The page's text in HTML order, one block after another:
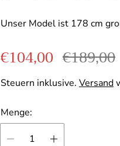
Unser Model ist 178 cm
Verkaufspreis
€104,00 €189,00
Steuern inklusive. Versand
Menge: